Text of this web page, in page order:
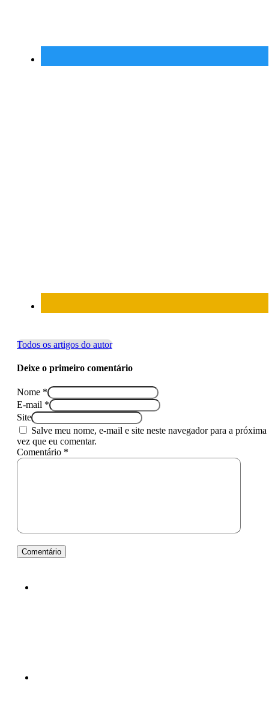
Todos os artigos do autor
Deixe o primeiro comentário
Nome *
E-mail *
Site
Salve meu nome, e-mail e site neste navegador para a próxima
vez que eu comentar.
Comentário *